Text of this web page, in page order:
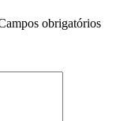
obrigatórios